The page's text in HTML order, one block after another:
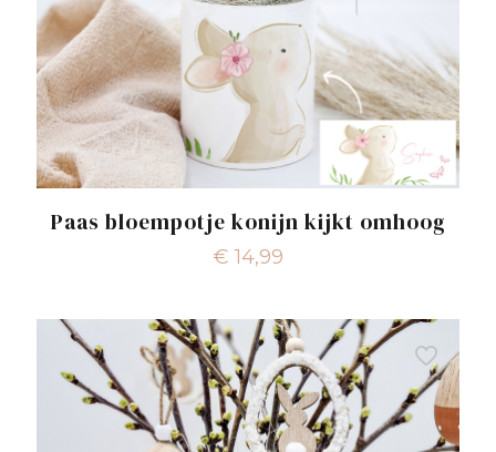
Paas bloempotje konijn kijkt omhoog
€ 14,99